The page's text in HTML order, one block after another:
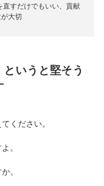
直すだけでもいい、貢献
大切
というと堅そう
ください。
。
。